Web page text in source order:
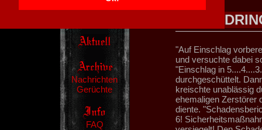
Nachrichten
Gerüchte
FAQ
"Auf Einschlag
und versuchte dabei
"Einschlag in
durchgeschüttelt.
kreischte unablässig
ehemaligen Zerstörer
diente.
6!